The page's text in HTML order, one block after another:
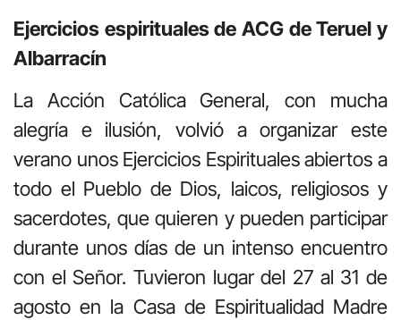
Ejercicios espirituales de ACG de Teruel y
Albarracín
La Acción Católica General, con mucha
alegría e ilusión, volvió a organizar este
verano unos Ejercicios Espirituales abiertos a
todo el Pueblo de Dios, laicos, religiosos y
sacerdotes, que quieren y pueden participar
durante unos días de un intenso encuentro
con el Señor. Tuvieron lugar del 27 al 31 de
agosto en la Casa de Espiritualidad Madre